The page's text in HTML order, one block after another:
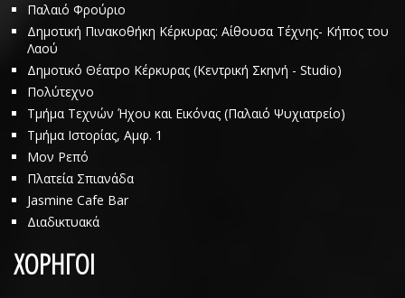
Παλαιό Φρούριο
Δημοτική Πινακοθήκη Κέρκυρας: Αίθουσα Τέχνης- Κήπος του
Λαού
Δημοτικό Θέατρο Κέρκυρας (Κεντρική Σκηνή - Studio)
Πολύτεχνο
Τμήμα Τεχνών Ήχου και Εικόνας (Παλαιό Ψυχιατρείο)
Τμήμα Ιστορίας, Αμφ. 1
Μον Ρεπό
Πλατεία Σπιανάδα
Jasmine Cafe Bar
Διαδικτυακά
ΧΟΡΗΓΟΙ